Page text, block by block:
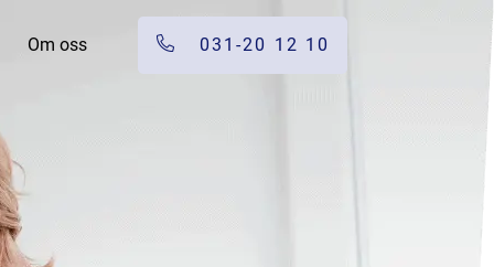
Om oss 031-20 12 10